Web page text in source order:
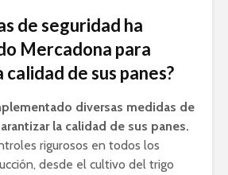
de seguridad ha
Mercadona para
de sus panes?
diversas medidas de
la calidad de sus panes.
rigurosos en todos los
desde el cultivo del trigo